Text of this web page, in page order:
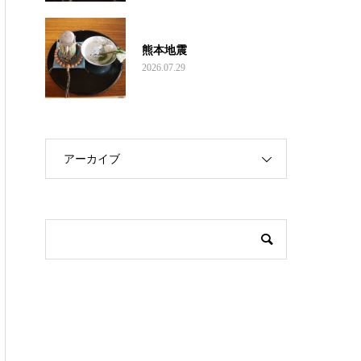
熊本地震
2026.07.29
アーカイブ